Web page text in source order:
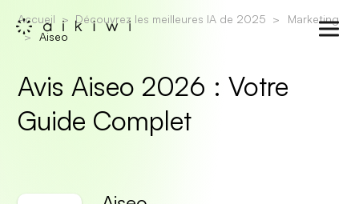
Accueil Découvrez les meilleures IA de 2025
Marketing
Aiseo
Avis Aiseo 2026 : Votre
Guide Complet